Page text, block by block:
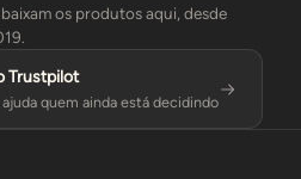
os produtos aqui, desde
Trustpilot
quem ainda está decidindo